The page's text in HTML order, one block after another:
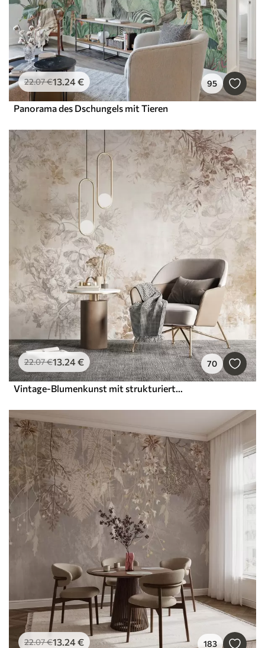
22.07€13.24€ 95
Panorama des Dschungels mit Tieren
22.07€13.24€ 70
Vintage-Blumenkunst mit strukturierter Oberfläche, zarten Gartenblumen und Blattillustrationen im Zeichenstil, sanften Pastelltönen in Beige und Sepia
22.07€13.24€ 183